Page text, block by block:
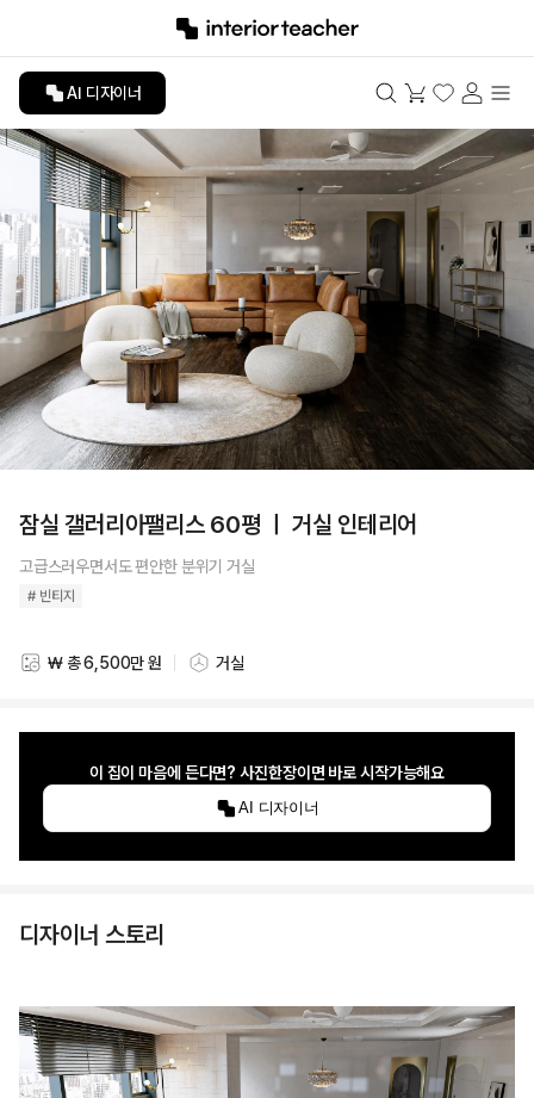
AI 디자이너
잠실 갤러리아팰리스 60평 ㅣ 거실 인테리어
고급스러우면서도 편안한 분위기 거실
# 빈티지
스타일링 비용
₩ 총 6,500만 원 스타일링 공간
거실
이 집이 마음에 든다면? 사진한장이면 바로 시작가능해요
AI 디자이너
디자이너 스토리